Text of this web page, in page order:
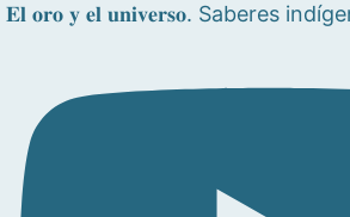
𝐄𝐥 𝐨𝐫𝐨 𝐲 𝐞𝐥 𝐮𝐧𝐢𝐯𝐞𝐫𝐬𝐨. Saberes